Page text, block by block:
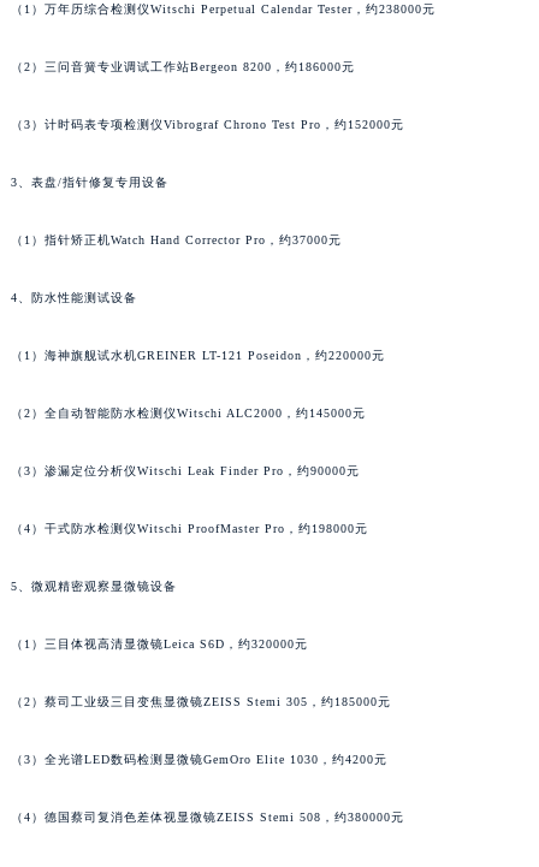
（1）万年历综合检测仪Witschi Perpetual Calendar Tester，约238000元
（2）三问音簧专业调试工作站Bergeon 8200，约186000元
（3）计时码表专项检测仪Vibrograf Chrono Test Pro，约152000元
3、表盘/指针修复专用设备
（1）指针矫正机Watch Hand Corrector Pro，约37000元
4、防水性能测试设备
（1）海神旗舰试水机GREINER LT-121 Poseidon，约220000元
（2）全自动智能防水检测仪Witschi ALC2000，约145000元
（3）渗漏定位分析仪Witschi Leak Finder Pro，约90000元
（4）干式防水检测仪Witschi ProofMaster Pro，约198000元
5、微观精密观察显微镜设备
（1）三目体视高清显微镜Leica S6D，约320000元
（2）蔡司工业级三目变焦显微镜ZEISS Stemi 305，约185000元
（3）全光谱LED数码检测显微镜GemOro Elite 1030，约4200元
（4）德国蔡司复消色差体视显微镜ZEISS Stemi 508，约380000元